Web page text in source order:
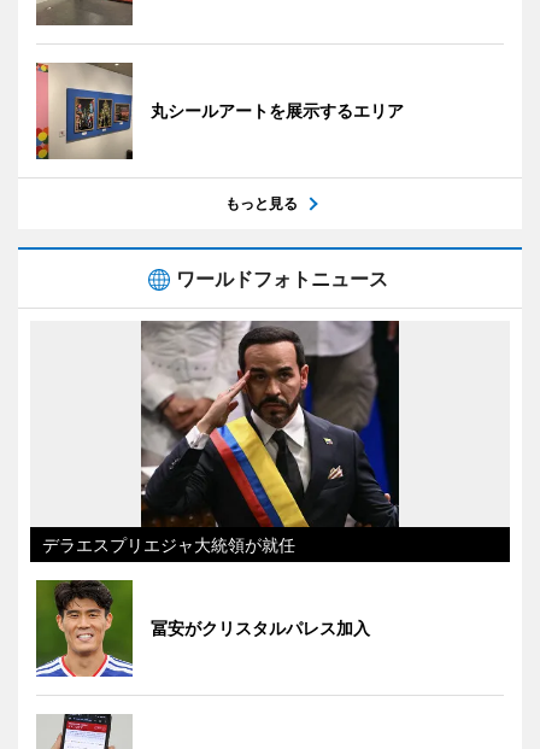
丸シールアートを展示するエリア
もっと見る
ワールドフォトニュース
デラエスプリエジャ大統領が就任
冨安がクリスタルパレス加入